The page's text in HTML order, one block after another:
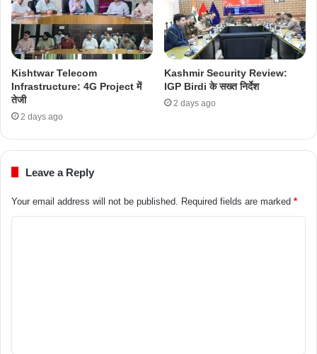
Kishtwar Telecom
Infrastructure: 4G Project में
तेजी
2 days ago
Kashmir Security Review:
IGP Birdi के सख्त निर्देश
2 days ago
Leave a Reply
Your email address will not be published. Required fields are marked *